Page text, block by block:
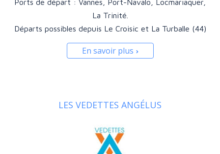
Ports de départ : Vannes, Port-Navalo, Locmariaquer,
La Trinité.
Départs possibles depuis Le Croisic et La Turballe (44)
En savoir plus
LES VEDETTES ANGÉLUS